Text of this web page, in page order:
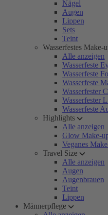
Nägel
Augen
Lippen
Sets
Teint
Wasserfestes Make-
Alle anzeigen
Wasserfeste
Wasserfeste
Wasserfeste
Wasserfester
Wasserfester
Wasserfeste
Highlights
Alle anzeigen
Glow Make-
Veganes
Travel Size
Alle anzeigen
Augen
Augenbrauen
Teint
Lippen
Männerpflege